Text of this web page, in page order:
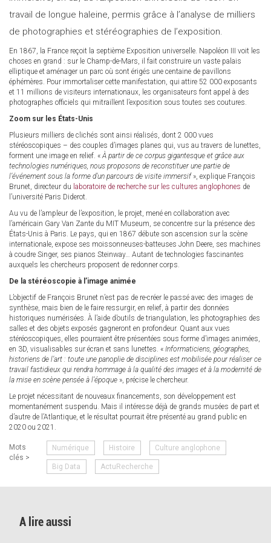
travail de longue haleine, permis grâce à l’analyse de milliers
de photographies et stéréographies de l’exposition.
En 1867, la France reçoit la septième Exposition universelle. Napoléon III voit les
choses en grand : sur le Champ-de-Mars, il fait construire un vaste palais
elliptique et aménager un parc où sont érigés une centaine de pavillons
éphémères. Pour immortaliser cette manifestation, qui attire 52 000 exposants
et 11 millions de visiteurs internationaux, les organisateurs font appel à des
photographes officiels qui mitraillent l’exposition sous toutes ses coutures.
Zoom sur les États-Unis
Plusieurs milliers de clichés sont ainsi réalisés, dont 2 000 vues
stéréoscopiques – des couples d’images planes qui, vus au travers de lunettes,
forment une image en relief. «À partir de ce corpus gigantesque et grâce aux
technologies numériques, nous proposons de reconstituer une partie de
l’événement sous la forme d’un parcours de visite immersif », explique François
Brunet, directeur du laboratoire de recherche sur les cultures anglophones de
l’université Paris Diderot.
Au vu de l’ampleur de l’exposition, le projet, mené en collaboration avec
l’américain Gary Van Zante du MIT Museum, se concentre sur la présence des
États-Unis à Paris. Le pays, qui en 1867 débute son ascension sur la scène
internationale, expose ses moissonneuses-batteuses John Deere, ses machines
à coudre Singer, ses pianos Steinway… Autant de technologies fascinantes
auxquels les chercheurs proposent de redonner corps.
De la stéréoscopie à l’image animée
L’objectif de François Brunet n’est pas de re-créer le passé avec des images de
synthèse, mais bien de le faire ressurgir, en relief, à partir des données
historiques numérisées. À l’aide d’outils de triangulation, les photographies des
salles et des objets exposés gagneront en profondeur. Quant aux vues
stéréoscopiques, elles pourraient être présentées sous forme d’images animées,
en 3D, visualisables sur écran et sans lunettes. « Informaticiens, géographes,
historiens de l’art : toute une panoplie de disciplines est mobilisée pour réaliser ce
travail fastidieux qui rendra hommage à la qualité des images et à la modernité de
la mise en scène pensée à l’époque », précise le chercheur.
Le projet nécessitant de nouveaux financements, son développement est
momentanément suspendu. Mais il intéresse déjà de grands musées de part et
d’autre de l’Atlantique, et le résultat pourrait être présenté au grand public en
2020 ou 2021.
Mots
clés >
Numérique Histoire Culture anglophone
Big Data ActuRecherche
A lire aussi